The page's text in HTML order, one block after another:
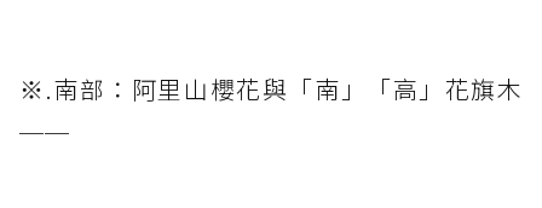
※.南部：阿里山櫻花與「南」「高」花旗木
──